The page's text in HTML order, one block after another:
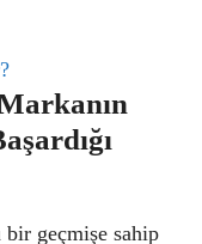
bir geçmişe sahip